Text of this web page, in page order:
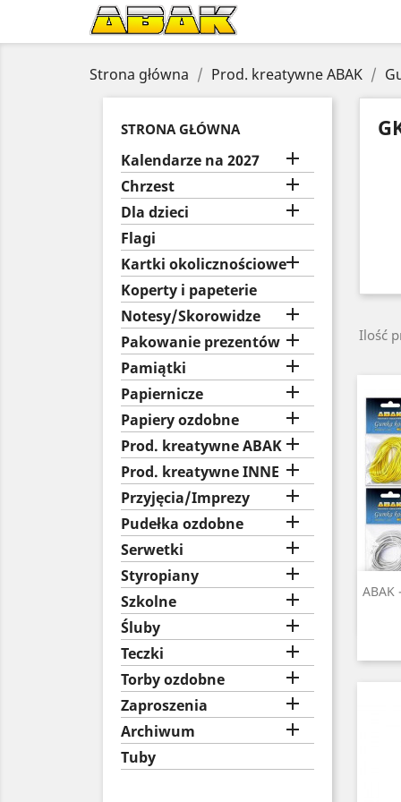
Strona główna Prod. kreatywne ABAK
STRONA GŁÓWNA
Kalendarze na 2027 
Chrzest 
Dla dzieci 
Flagi
Kartki okolicznościowe
Koperty i papeterie
Notesy/Skorowidze

Pakowanie prezentów 
Pamiątki 
Papiernicze 
Papiery ozdobne 
Prod. kreatywne ABAK
Prod. kreatywne INNE 
Przyjęcia/Imprezy 
Pudełka ozdobne 
Serwetki 
Styropiany 
Szkolne 
Śluby 
Teczki 
Torby ozdobne 
Zaproszenia 
Archiwum 
Tuby
Ilość
ABAK